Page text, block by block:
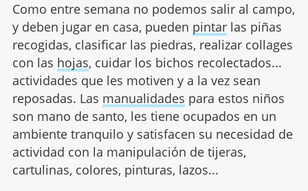
Como entre semana no podemos salir al campo,
y deben jugar en casa, pueden pintarlas piñas
recogidas, clasificar las piedras, realizar collages
con las hojas, cuidar los bichos recolectados...
actividades que les motiven y a la vez sean
reposadas. Las manualidades para estos niños
son mano de santo, les tiene ocupados en un
ambiente tranquilo y satisfacen su necesidad de
actividad con la manipulación de tijeras,
cartulinas, colores, pinturas, lazos...